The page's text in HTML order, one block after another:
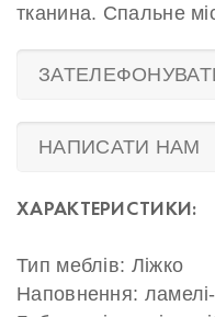
тканина. Спальне
НАПИСАТИ НАМ
ХАРАКТЕРИСТИКИ:
Тип меблів: Ліжко
Наповнення: